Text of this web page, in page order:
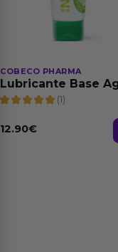
COBECO PHARMA
Lubricante Base
100% Natural 125 ml
(1)
12.90€